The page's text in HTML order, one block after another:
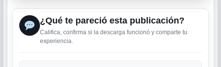
¿Qué te pareció esta publicación?
Califica, confirma si la descarga funcionó y comparte tu
experiencia.